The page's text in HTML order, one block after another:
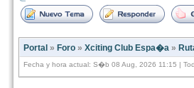
Portal » Foro » Xciting Club Espa�a »
Fecha y hora actual: S�b 08 Aug, 2026 11:15 |